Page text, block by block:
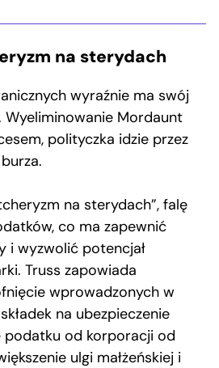
na sterydach
wyraźnie ma swój
Mordaunt
polityczka idzie przez
na sterydach”, falę
co ma zapewnić
i wyzwolić potencjał
Truss zapowiada
wprowadzonych w
na ubezpieczenie
podatku od korporacji od
ulgi małżeńskiej i